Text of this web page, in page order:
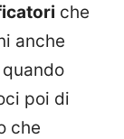
che
anche
poi di
che